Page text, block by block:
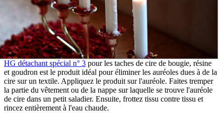
HG détachant spécial n° 3 pour les taches de cire de bougie, résine
et goudron est le produit idéal pour éliminer les auréoles dues à de la
cire sur un textile. Appliquez le produit sur l'auréole. Faites tremper
la partie du vêtement ou de la nappe sur laquelle se trouve l'auréole
de cire dans un petit saladier. Ensuite, frottez tissu contre tissu et
rincez entièrement à l'eau chaude.